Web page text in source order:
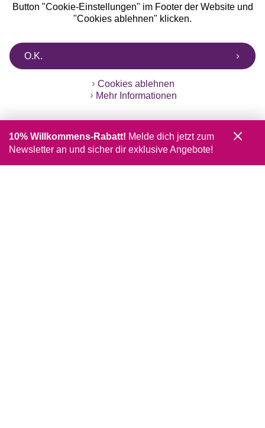
Button "Cookie-Einstellungen" im Footer der Website und
"Cookies ablehnen" klicken.
O.K.
Cookies ablehnen
Mehr Informationen
10% Willkommens-Rabatt! Melde dich jetzt zum
Newsletter an und sicher dir exklusive Angebote!